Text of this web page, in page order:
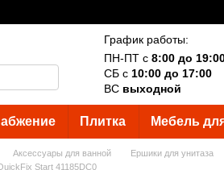
График работы:
ПН-ПТ с 8:00 до
СБ с 10:00 до 17:00
ВС выходной
Плитка Мебель
Аксессуары для ванной
Ершики для унитаза
Start 41185DC0